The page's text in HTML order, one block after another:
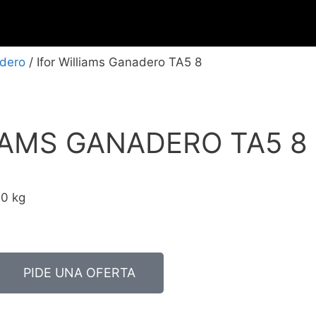
/ Ifor Williams Ganadero TA5 8
GANADERO TA5 8
kg
PIDE UNA OFERTA